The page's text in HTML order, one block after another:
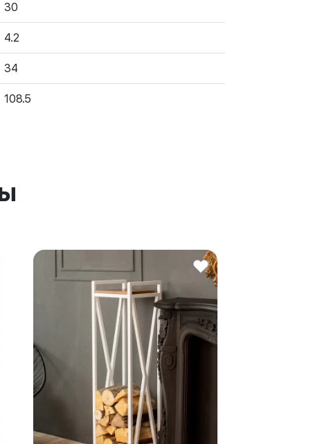
30
4.2
34
108.5